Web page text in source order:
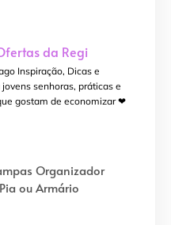
da Regi
Inspiração, Dicas e
senhoras, práticas e
gostam de economizar ❤
Organizador
ou Armário